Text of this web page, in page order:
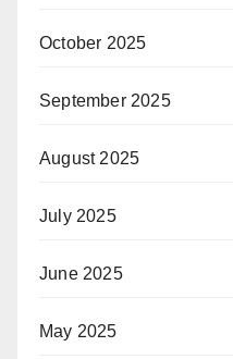
October 2025
September 2025
August 2025
July 2025
June 2025
May 2025